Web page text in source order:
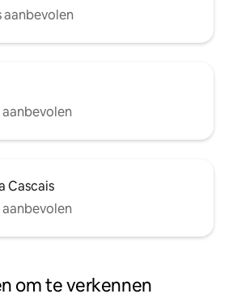
aanbevolen
aanbevolen
Cascais
aanbevolen
om te verkennen